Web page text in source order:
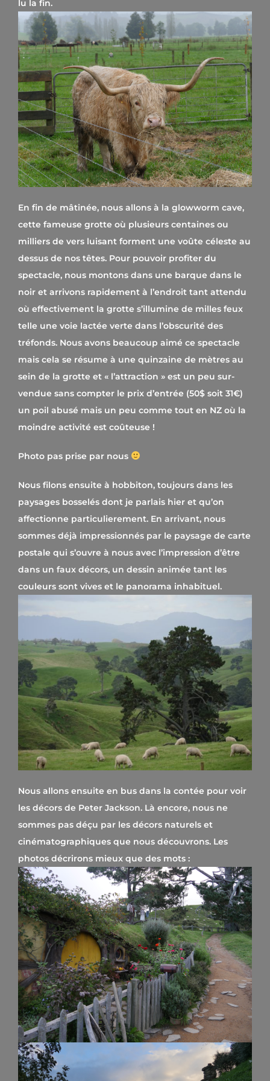
lu la fin.
En fin de mâtinée, nous allons à la glowworm cave,
cette fameuse grotte où plusieurs centaines ou
milliers de vers luisant forment une voûte céleste au
dessus de nos têtes. Pour pouvoir profiter du
spectacle, nous montons dans une barque dans le
noir et arrivons rapidement à l’endroit tant attendu
où effectivement la grotte s’illumine de milles feux
telle une voie lactée verte dans l’obscurité des
tréfonds. Nous avons beaucoup aimé ce spectacle
mais cela se résume à une quinzaine de mètres au
sein de la grotte et « l’attraction » est un peu sur-
vendue sans compter le prix d’entrée (50$ soit 31€)
un poil abusé mais un peu comme tout en NZ où la
moindre activité est coûteuse !
Photo pas prise par nous
Nous filons ensuite à hobbiton, toujours dans les
paysages bosselés dont je parlais hier et qu’on
affectionne particulierement. En arrivant, nous
sommes déjà impressionnés par le paysage de carte
postale qui s’ouvre à nous avec l’impression d’être
dans un faux décors, un dessin animée tant les
couleurs sont vives et le panorama inhabituel.
Nous allons ensuite en bus dans la contée pour voir
les décors de Peter Jackson. Là encore, nous ne
sommes pas déçu par les décors naturels et
cinématographiques que nous découvrons. Les
photos décrirons mieux que des mots :